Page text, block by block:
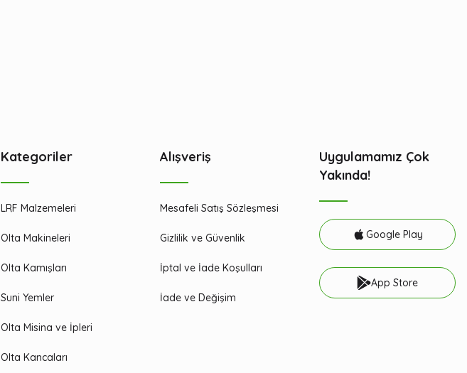
Kategoriler
LRF Malzemeleri
Olta Makineleri
Olta Kamışları
Suni Yemler
Olta Misina ve İpleri
Olta Kancaları
Alışveriş
Mesafeli Satış Sözleşmesi
Gizlilik ve Güvenlik
İptal ve İade Koşulları
İade ve Değişim
Uygulamamız Çok
Yakında!
Google Play
App Store